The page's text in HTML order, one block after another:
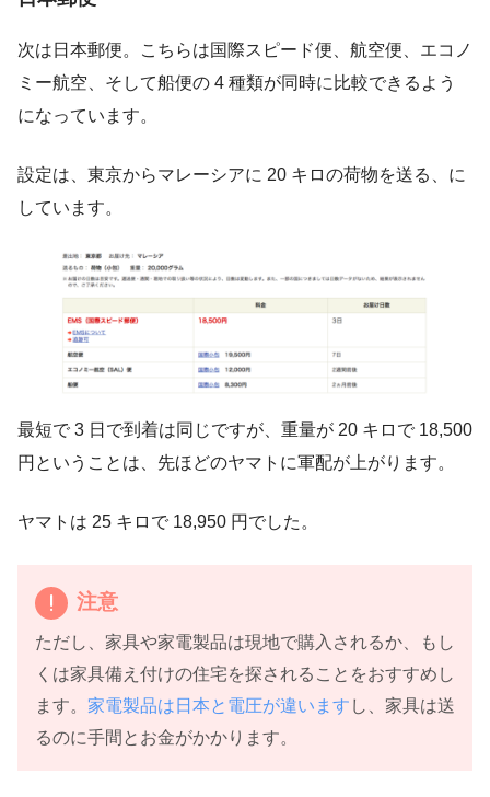
次は日本郵便。こちらは国際スピード便、航空便、エコノ
ミー航空、そして船便の 4 種類が同時に比較できるよう
になっています。
設定は、東京からマレーシアに 20 キロの荷物を送る、に
しています。
最短で 3 日で到着は同じですが、重量が 20 キロで 18,500
円ということは、先ほどのヤマトに軍配が上がります。
ヤマトは 25 キロで 18,950 円でした。
注意
ただし、家具や家電製品は現地で購入されるか、もし
くは家具備え付けの住宅を探されることをおすすめし
ます。 家電製品は日本と電圧が違います し、家具は送
るのに手間とお金がかかります。